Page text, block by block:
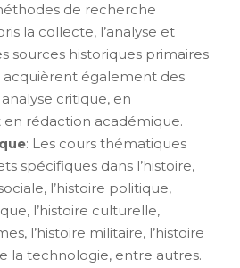
de recherche
la collecte, l’analyse et
sources historiques primaires
acquièrent également des
critique, en
rédaction académique.
: Les cours thématiques
spécifiques dans l’histoire,
l’histoire politique,
l’histoire culturelle,
l’histoire militaire, l’histoire
la technologie, entre autres.